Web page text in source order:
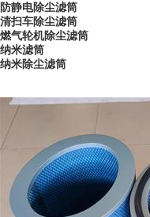
防静电除尘滤筒
清扫车除尘滤筒
燃气轮机除尘滤筒
纳米滤筒
纳米除尘滤筒